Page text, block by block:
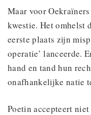
Maar voor
kwestie. Het omhelst
eerste plaats zijn
operatie’ lanceerde.
hand en tand hun
onafhankelijke natie
Poetin accepteert